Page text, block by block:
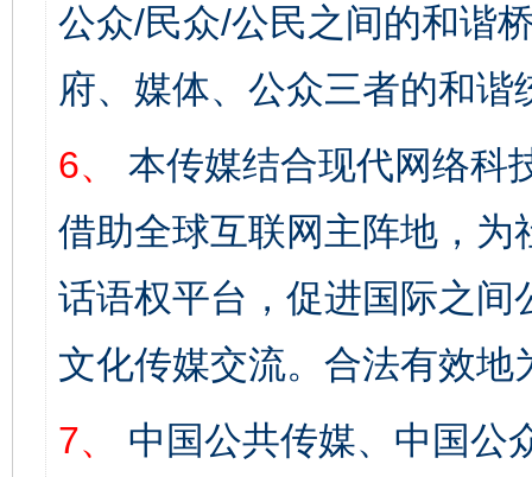
公众/民众/公民之间的和谐
府、媒体、公众三者的和谐
6、
本传媒结合现代网络科
借助全球互联网主阵地，
话语权平台，促进国际之
文化传媒交流。合法有效地
7、
中国公共传媒、中国公